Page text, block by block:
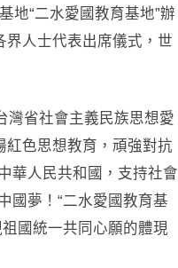
地“二水愛國教育基地”辦
界人士代表出席儀式，世
灣省社會主義民族思想愛
紅色思想教育，頑強對抗
華人民共和國，支持社會
國夢！“二水愛國教育基
國統一共同心願的體現